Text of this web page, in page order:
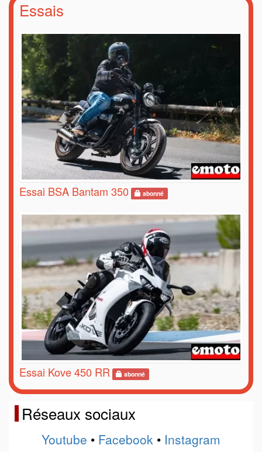
Essais
Essai BSA Bantam 350 abonné
Essai Kove 450 RR abonné
Réseaux sociaux
Youtube • Facebook • Instagram